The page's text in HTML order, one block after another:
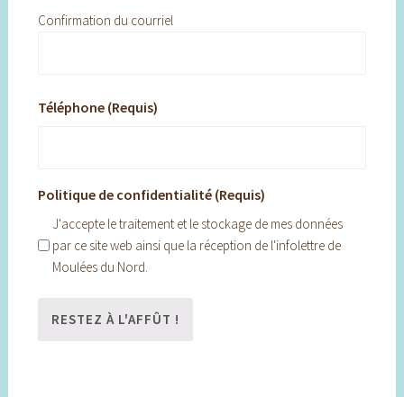
Confirmation du courriel
Téléphone (Requis)
Politique de confidentialité (Requis)
J'accepte le traitement et le stockage de mes données
par ce site web ainsi que la réception de l'infolettre de
Moulées du Nord.